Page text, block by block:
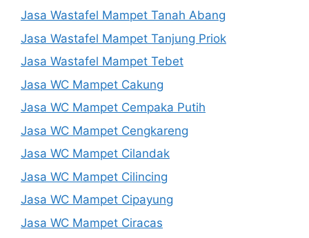
Jasa Wastafel Mampet Tanah Abang
Jasa Wastafel Mampet Tanjung Priok
Jasa Wastafel Mampet Tebet
Jasa WC Mampet Cakung
Jasa WC Mampet Cempaka Putih
Jasa WC Mampet Cengkareng
Jasa WC Mampet Cilandak
Jasa WC Mampet Cilincing
Jasa WC Mampet Cipayung
Jasa WC Mampet Ciracas